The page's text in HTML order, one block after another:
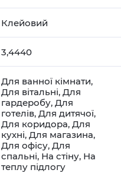
Клейовий
3,4440
Для ванної кімнати,
Для вітальні, Для
гардеробу, Для
готелів, Для дитячої,
Для коридора, Для
кухні, Для магазина,
Для офісу, Для
спальні, На стіну, На
теплу підлогу